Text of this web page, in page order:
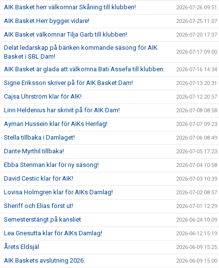
AIK Basket herr välkomnar Skåning till klubben! 2026-07-26 09:51
AIK Basket Herr bygger vidare! 2026-07-25 11:07
AIK Basket välkomnar Tilja Garb till klubben! 2026-07-20 17:07
Delat ledarskap på bänken kommande säsong för AIK
Basket i SBL Dam!
2026-07-17 09:00
AIK Basket är glada att välkomna Bati Assefa till klubben. 2026-07-16 14:34
Signe Eriksson skriver på för AIK Basket Dam! 2026-07-13 20:31
Cajsa Uhrström klar för AIK! 2026-07-12 20:57
Linn Heldenius har skrivit på för AIK Dam! 2026-07-08 08:58
Ayman Hussein klar för AIKs Herrlag! 2026-07-07 09:23
Stella tillbaka i Damlaget! 2026-07-06 08:49
Dante Myrthil tillbaka! 2026-07-05 17:23
Ebba Stenman klar för ny säsong! 2026-07-04 10:58
David Cestic klar för AIK! 2026-07-03 10:39
Lovisa Holmgren klar för AIKs Damlag! 2026-07-02 08:57
Sheriff och Elias först ut! 2026-07-01 12:29
Semesterstängt på kansliet 2026-06-24 10:09
Lea Gnesutta klar för AIKs Damlag! 2026-06-12 15:19
Årets Eldsjäl 2026-06-09 15:25
AIK Baskets avslutning 2026. 2026-06-09 15:00